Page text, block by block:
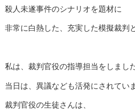
殺人未遂事件のシナリオを題材に
非常に白熱した、充実した模擬裁判
私は、裁判官役の指導担当をしました
当日は、異議なども活発にされてい
裁判官役の生徒さんは、